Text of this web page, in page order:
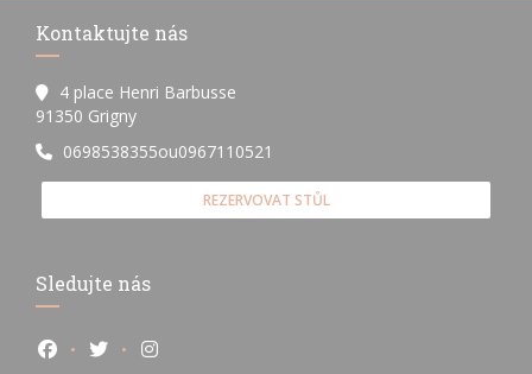
Kontaktujte nás
4 place Henri Barbusse
91350 Grigny((otevře se v novém okně))
0698538355ou0967110521
REZERVOVAT STŮL
Sledujte nás
Facebook ((otevře se v novém okně))
Twitter ((otevře se v novém okně))
Instagram ((otevře se v novém okně))